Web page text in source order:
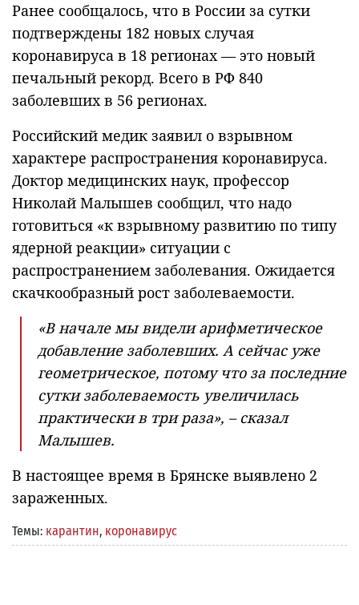
Ранее сообщалось, что в России за сутки
подтверждены 182 новых случая
коронавируса в 18 регионах — это новый
печальный рекорд. Всего в РФ 840
заболевших в 56 регионах.
Российский медик заявил о взрывном
характере распространения коронавируса.
Доктор медицинских наук, профессор
Николай Малышев сообщил, что надо
готовиться «к взрывному развитию по типу
ядерной реакции» ситуации с
распространением заболевания. Ожидается
скачкообразный рост заболеваемости.
«В начале мы видели арифметическое
добавление заболевших. А сейчас уже
геометрическое, потому что за последние
сутки заболеваемость увеличилась
практически в три раза», – сказал
Малышев.
В настоящее время в Брянске выявлено 2
зараженных.
Темы: карантин, коронавирус